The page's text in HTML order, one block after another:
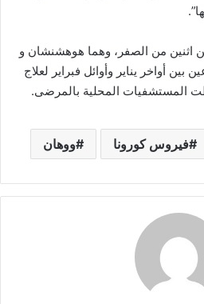
اثنين من الصفر، وهما هوهشنشان و
أواخر يناير وأوائل فبراير لعلاج
فيروس كورونا ووهان